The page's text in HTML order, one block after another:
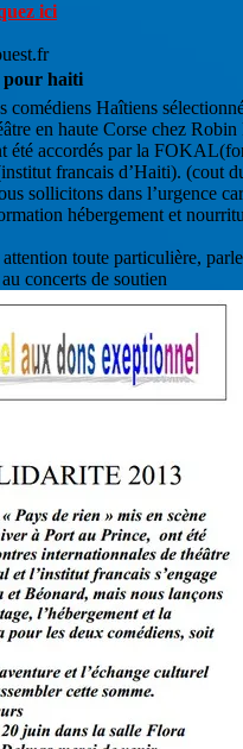
ici
pour haiti
comédiens Haîtiens
en haute Corse chez
été accordés par la
francais d’Haiti). (cout
sollicitons dans l’urgence
hébergement et
toute particulière,
concerts de soutien